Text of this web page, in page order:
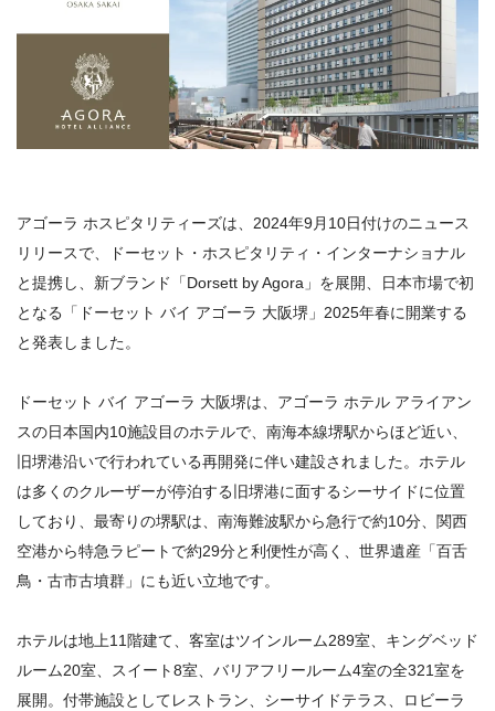
アゴーラ ホスピタリティーズは、2024年9月10日付けのニュース
リリースで、ドーセット・ホスピタリティ・インターナショナル
と提携し、新ブランド「Dorsett by Agora」を展開、日本市場で初
となる「ドーセット バイ アゴーラ 大阪堺」2025年春に開業する
と発表しました。
ドーセット バイ アゴーラ 大阪堺は、アゴーラ ホテル アライアン
スの日本国内10施設目のホテルで、南海本線堺駅からほど近い、
旧堺港沿いで行われている再開発に伴い建設されました。ホテル
は多くのクルーザーが停泊する旧堺港に面するシーサイドに位置
しており、最寄りの堺駅は、南海難波駅から急行で約10分、関西
空港から特急ラピートで約29分と利便性が高く、世界遺産「百舌
鳥・古市古墳群」にも近い立地です。
ホテルは地上11階建て、客室はツインルーム289室、キングベッド
ルーム20室、スイート8室、バリアフリールーム4室の全321室を
展開。付帯施設としてレストラン、シーサイドテラス、ロビーラ